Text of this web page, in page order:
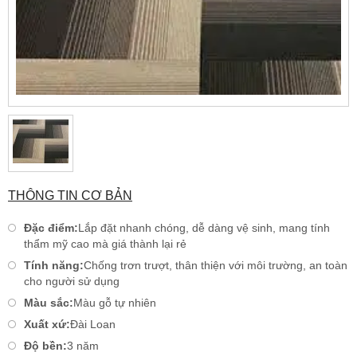
THÔNG TIN CƠ BẢN
Đặc điểm:Lắp đặt nhanh chóng, dễ dàng vệ sinh, mang tính
thẩm mỹ cao mà giá thành lại rẻ
Tính năng:Chống trơn trượt, thân thiện với môi trường, an toàn
cho người sử dụng
Màu sắc:Màu gỗ tự nhiên
Xuất xứ:Đài Loan
Độ bền:3 năm